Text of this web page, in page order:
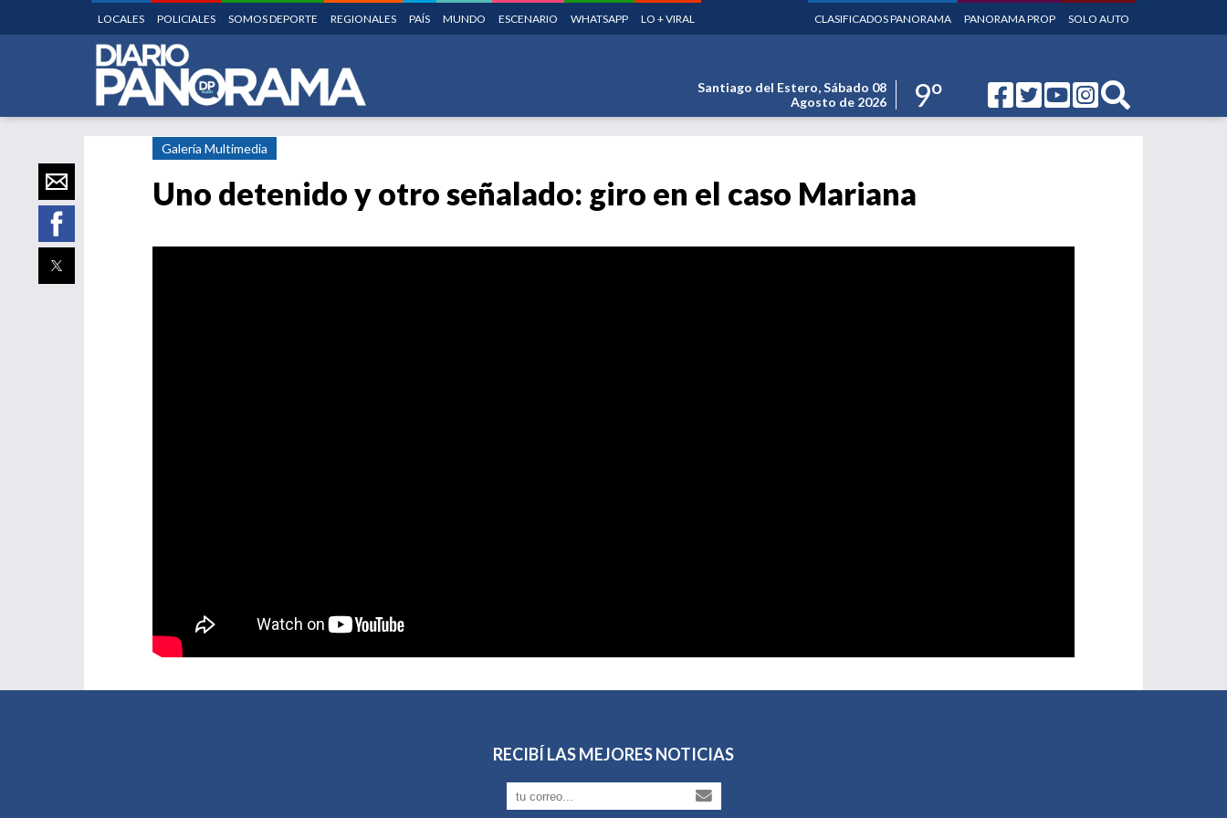
LOCALES POLICIALES SOMOS DEPORTE REGIONALES PAÍS MUNDO ESCENARIO WHATSAPP LO + VIRAL SOLO AUTO
PANORAMA PROP
CLASIFICADOS PANORAMA
9º
Santiago del Estero,Sábado 08
Agosto de 2026
Galería Multimedia
Uno detenido y otro señalado: giro en el caso Mariana
RECIBÍ LAS MEJORES NOTICIAS